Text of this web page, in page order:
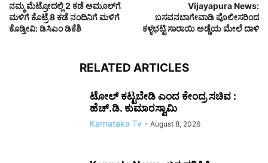
ನಮ್ಮ ಮೆಟ್ರೋದಲ್ಲಿ 2 ಕಡೆ ಅಮೂಲ್‌ಗೆ
ಮಳಿಗೆ ಕೊಟ್ರೆ 8 ಕಡೆ ನಂದಿನಿಗೆ ಮಳಿಗೆ
ಕೊಡ್ತೀವಿ: ಡಿಸಿಎಂ ಡಿಕೆಶಿ
Vijayapura News:
ಬಸವನಬಾಗೇವಾಡಿ ಪೊಲೀಸರಿಂದ
ಕಳ್ಳಭಟ್ಟಿ ಸಾರಾಯಿ ಅಡ್ಡೆಯ ಮೇಲೆ ದಾಳಿ
RELATED ARTICLES
ಟೋಲ್ ಕಟ್ಟಬೇಡಿ ಎಂದ ಕೇಂದ್ರ ಸಚಿವ :
ಹೆಚ್.ಡಿ. ಕುಮಾರಸ್ವಾಮಿ
Karnataka Tv - August 8, 2026